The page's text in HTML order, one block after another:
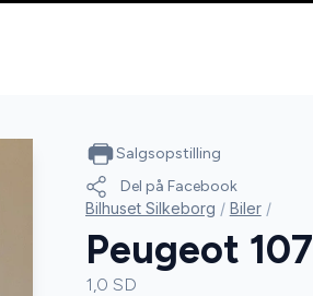
Salgsopstilling
Del på Facebook
Bilhuset Silkeborg / Biler /
Peugeot 107
1,0 SD